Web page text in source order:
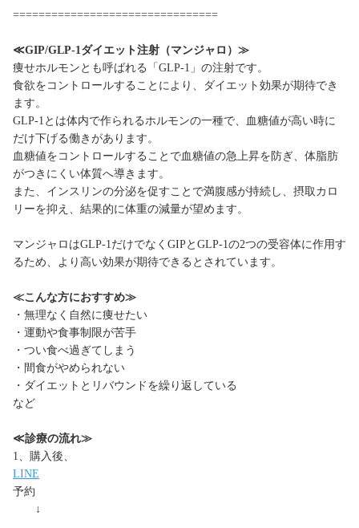
================================
≪GIP/GLP-1ダイエット注射（マンジャロ）≫
痩せホルモンとも呼ばれる「GLP-1」の注射です。
食欲をコントロールすることにより、ダイエット効果が期待でき
ます。
GLP-1とは体内で作られるホルモンの一種で、血糖値が高い時に
だけ下げる働きがあります。
血糖値をコントロールすることで血糖値の急上昇を防ぎ、体脂肪
がつきにくい体質へ導きます。
また、インスリンの分泌を促すことで満腹感が持続し、摂取カロ
リーを抑え、結果的に体重の減量が望めます。
マンジャロはGLP-1だけでなくGIPとGLP-1の2つの受容体に作用す
るため、より高い効果が期待できるとされています。
≪こんな方におすすめ≫
・無理なく自然に痩せたい
・運動や食事制限が苦手
・つい食べ過ぎてしまう
・間食がやめられない
・ダイエットとリバウンドを繰り返している
など
≪診療の流れ≫
1、購入後、
LINE
予約
↓